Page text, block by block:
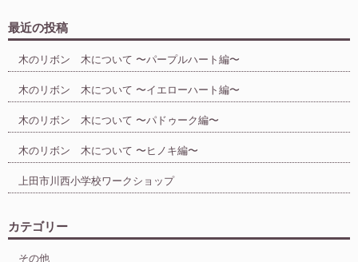
最近の投稿
木のリボン 木について 〜パープルハート編〜
木のリボン 木について 〜イエローハート編〜
木のリボン 木について 〜パドゥーク編〜
木のリボン 木について 〜ヒノキ編〜
上田市川西小学校ワークショップ
カテゴリー
その他